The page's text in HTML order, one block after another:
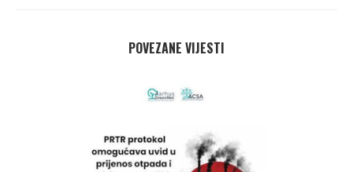
POVEZANE VIJESTI